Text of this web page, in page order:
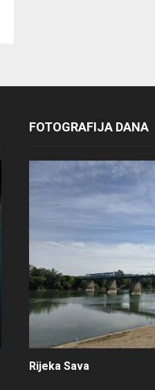
FOTOGRAFIJA DANA
Rijeka Sava